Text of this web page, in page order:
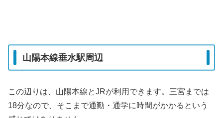
山陽本線垂水駅周辺
この辺りは、山陽本線とJRが利用できます。三宮までは
18分なので、そこまで通勤・通学に時間がかかるという